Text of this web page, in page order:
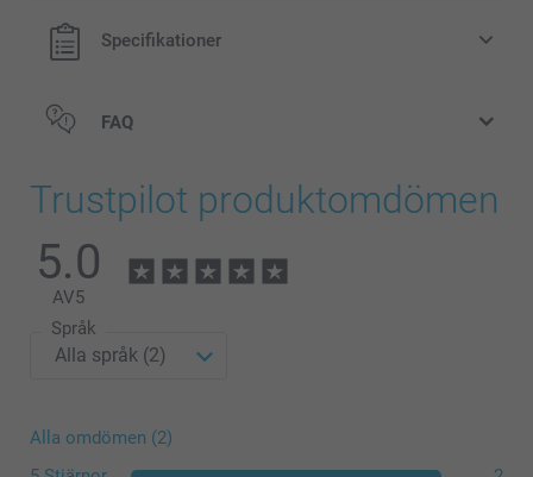
Specifikationer
FAQ
ånga
Placera namnlappen i rätt position med texten vänd
Trustpilot produktomdömen
5.0
AV5
Språk
Alla omdömen (2)